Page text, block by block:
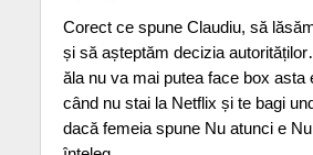
Corect ce spune Claudiu, să
și să așteptăm decizia
ăla nu va mai putea face box asta
când nu stai la Netflix și te bagi
dacă femeia spune Nu atunci e